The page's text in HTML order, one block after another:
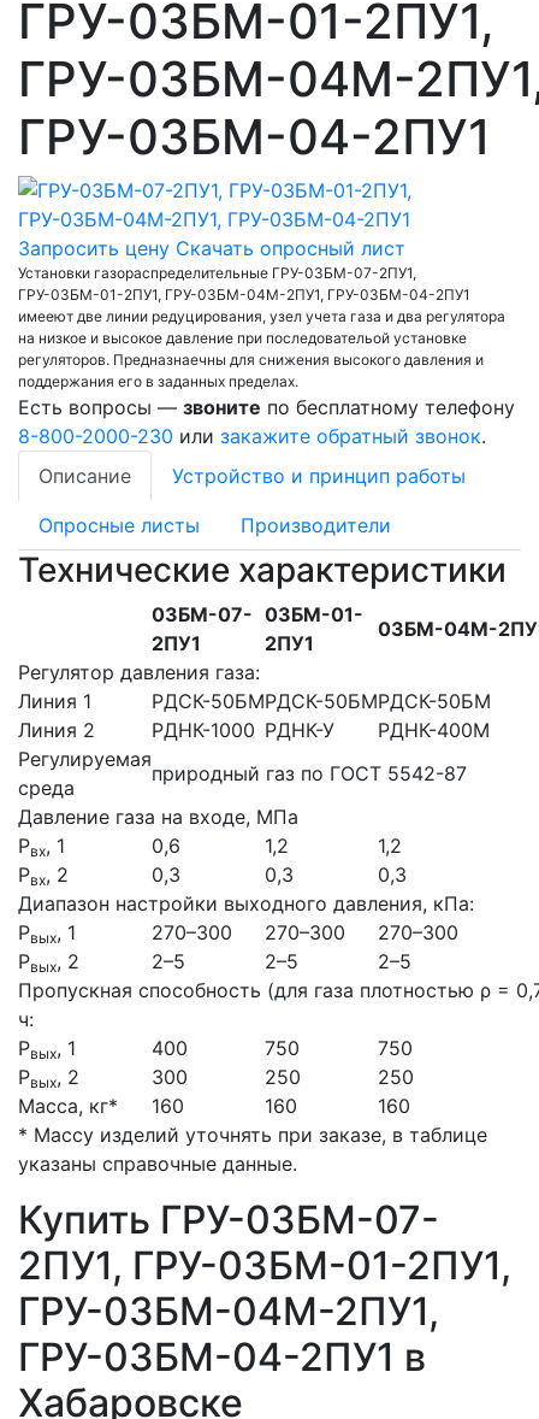
ГРУ-03БМ-01-2ПУ1,
ГРУ-03БМ-04М-
ГРУ-03БМ-04-2ПУ1
Запросить цену Скачать опросный лист
Установки газораспределительные ГРУ-03БМ-07-2ПУ1,
ГРУ-03БМ-01-2ПУ1, ГРУ-03БМ-04М-2ПУ1, ГРУ-03БМ-04-2ПУ1
имееют две линии редуцирования, узел учета газа и два регулятора
на низкое и высокое давление при последовательой установке
регуляторов. Предназнаечны для снижения высокого давления и
поддержания его в заданных пределах.
Есть вопросы — звоните по бесплатному телефону
8-800-2000-230 или закажите обратный звонок.
Описание
Устройство и принцип работы
Опросные листы Производители
Технические характеристики
03БM-07-
2ПУ1
03БМ-01-
2ПУ1
03БМ-04М-
Регулятор давления газа:
Линия 1
РДСК-50БМРДСК-50БМРДСК-50БМ
Линия 2
РДНК-1000 РДНК-У
РДНК-400М
Регулируемая
среда
природный газ по ГОСТ 5542-87
Давление газа на входе, МПа
Рвх, 1 0,6 1,2
1,2
Рвх, 2 0,3 0,3
0,3
Диапазон настройки выходного давления, кПа:
Рвых, 1 270–300 270–300
270–300
Рвых, 2 2–5 2–5
2–5
Пропускная способность (для газа плотностью ρ =
ч:
Рвых, 1 400 750
750
Рвых, 2 300 250
250
Масса, кг*
160 160
160
* Массу изделий уточнять при заказе, в таблице
указаны справочные данные.
Купить ГРУ-03БМ-07-
2ПУ1, ГРУ-03БМ-01-2ПУ1,
ГРУ-03БМ-04М-2ПУ1,
ГРУ-03БМ-04-2ПУ1 в
Хабаровске